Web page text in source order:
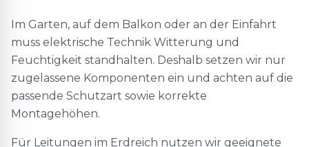
Im Garten, auf dem Balkon oder an der Einfahrt
muss elektrische Technik Witterung und
Feuchtigkeit standhalten. Deshalb setzen wir nur
zugelassene Komponenten ein und achten auf die
passende Schutzart sowie korrekte
Montagehöhen.
Für Leitungen im Erdreich nutzen wir geeignete